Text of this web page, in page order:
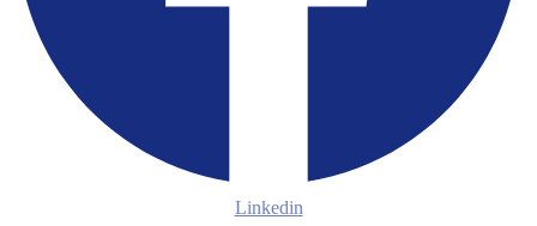
Linkedin